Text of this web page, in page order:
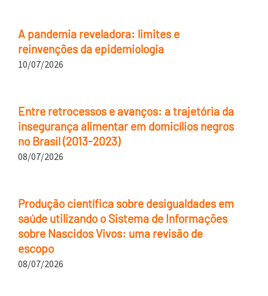
A pandemia reveladora: limites e
reinvenções da epidemiologia
10/07/2026
Entre retrocessos e avanços: a trajetória da
insegurança alimentar em domicílios negros
no Brasil (2013-2023)
08/07/2026
Produção científica sobre desigualdades em
saúde utilizando o Sistema de Informações
sobre Nascidos Vivos: uma revisão de
escopo
08/07/2026